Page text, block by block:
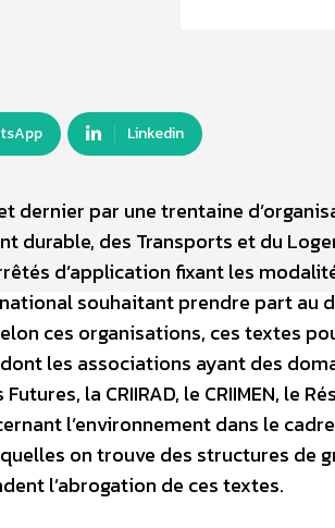
Linkedin
dernier par une trentaine
durable, des Transports et du
d’application fixant les
souhaitant prendre part au
ces organisations, ces textes
les associations ayant des
la CRIIRAD, le CRIIMEN, le
l’environnement dans le
on trouve des structures de
l’abrogation de ces textes.